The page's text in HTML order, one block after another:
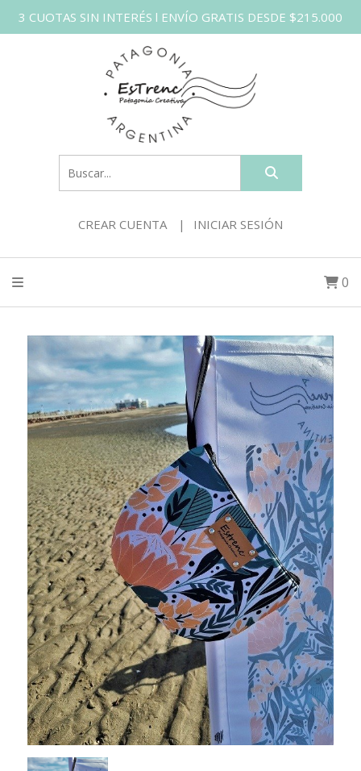
3 CUOTAS SIN INTERÉS l ENVÍO GRATIS DESDE $215.000
CREAR CUENTA INICIAR SESIÓN
0